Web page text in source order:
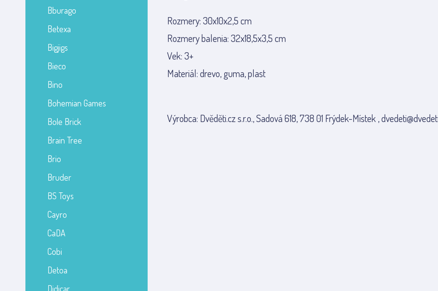
Bburago
Betexa
Bigjigs
Bieco
Bino
Bohemian Games
Bole Brick
Brain Tree
Brio
Bruder
BS Toys
Cayro
CaDA
Cobi
Detoa
Didicar
Rozmery: 30x10x2,5 cm
Rozmery balenia: 32x18,5x3,5 cm
Vek: 3+
Materiál: drevo, guma, plast
Výrobca: Dvěděti.cz s.r.o., Sadová 618, 738 01 Frýdek-Místek ,